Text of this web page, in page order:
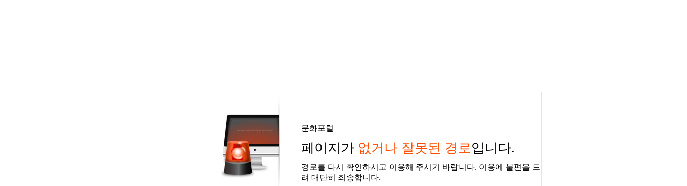
문화포털
페이지가 없거나 잘못된 경로입니다.
경로를 다시 확인하시고 이용해 주시기 바랍니다. 이용에 불편을 드
려 대단히 죄송합니다.